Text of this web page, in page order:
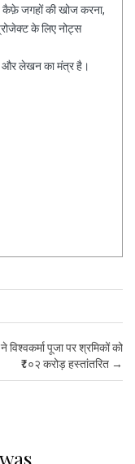
कैफ़े जगहों की खोज करना,
के लिए नोट्स
और लेखन का मंत्र है।
विश्वकर्मा पूजा पर श्रमिकों को
₹८०२ करोड़ हस्तांतरित →